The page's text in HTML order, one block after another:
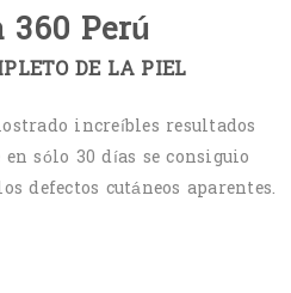
Perú
DE LA PIEL
increíbles resultados
sólo 30 días se consiguio
defectos cutáneos aparentes.